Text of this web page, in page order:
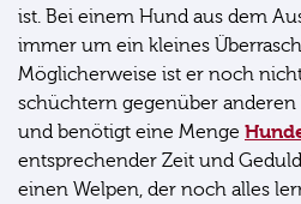
ist. Bei einem Hund aus dem
immer um ein kleines
Möglicherweise ist er noch
schüchtern gegenüber
und benötigt eine Menge
entsprechender Zeit und
einen Welpen, der noch alles